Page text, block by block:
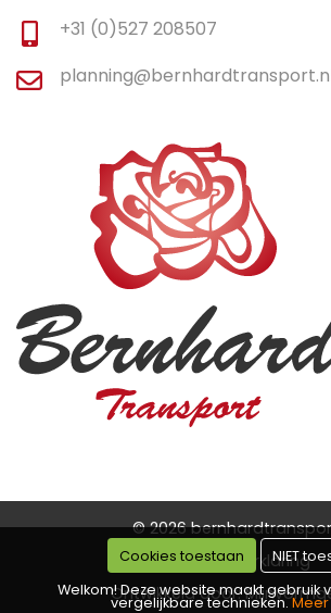
+31 (0)527 208507
© 2026
Privacy verklaring
Ontwikkeld door:
Cookies toestaan
NIET
Welkom! Deze website maakt gebruik
vergelijkbare technieken.